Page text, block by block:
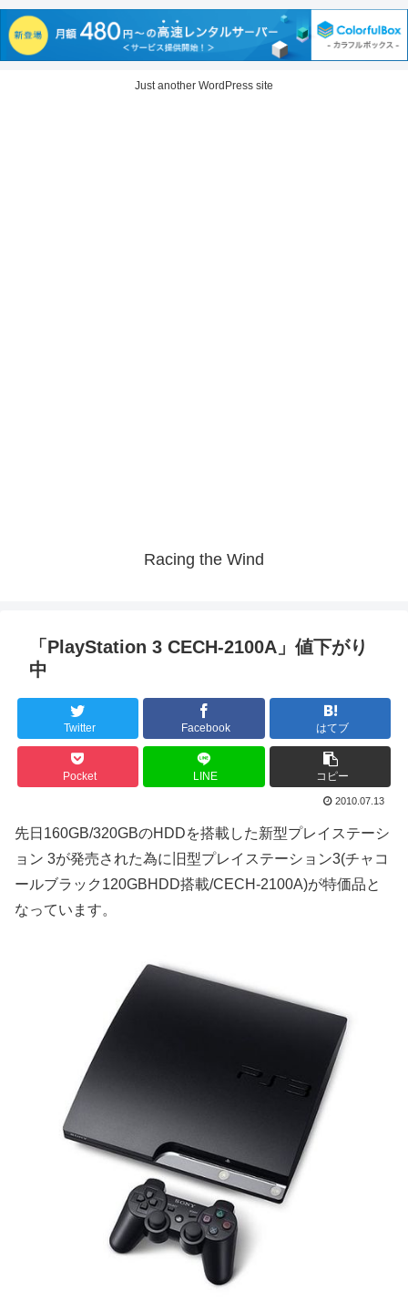
Just another WordPress site
Racing the Wind
「PlayStation 3 CECH-2100A」値下がり
中
Twitter Facebook はてブ
Pocket LINE コピー
2010.07.13
先日160GB/320GBのHDDを搭載した新型プレイステーシ
ョン 3が発売された為に旧型プレイステーション3(チャコ
ールブラック120GBHDD搭載/CECH-2100A)が特価品と
なっています。